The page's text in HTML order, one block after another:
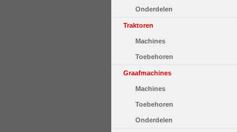
Onderdelen
Traktoren
Machines
Toebehoren
Graafmachines
Machines
Toebehoren
Onderdelen